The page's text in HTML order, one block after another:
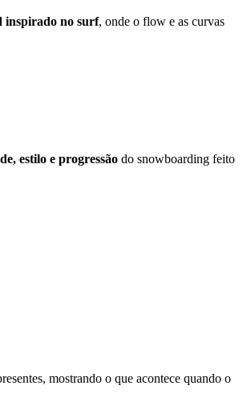
inspirado no surf, onde o flow e as curvas
estilo e progressão do snowboarding feito
mostrando o que acontece quando o